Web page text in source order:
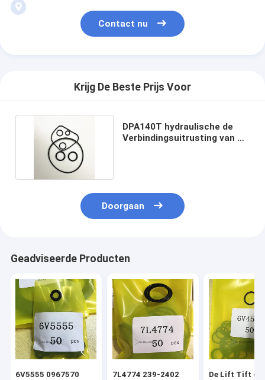
Contact nu
Krijg De Beste Prijs Voor
DPA140T hydraulische de
Verbindingsuitrusting van de
Doorgaan
Geadviseerde Producten
6V5555 0967570
7L4774 239-2402
De Lift Tift die